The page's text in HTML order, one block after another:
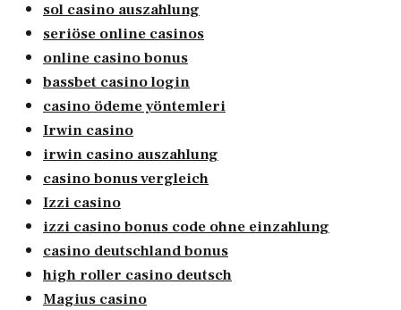
sol casino auszahlung
seriöse online casinos
online casino bonus
bassbet casino login
casino ödeme yöntemleri
Irwin casino
irwin casino auszahlung
casino bonus vergleich
Izzi casino
izzi casino bonus code ohne einzahlung
casino deutschland bonus
high roller casino deutsch
Magius casino